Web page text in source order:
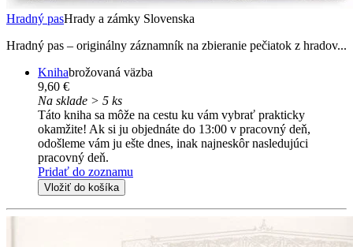
Hradný pasHrady a zámky Slovenska
Hradný pas – originálny záznamník na zbieranie pečiatok z hradov...
Knihabrožovaná väzba
9,60 €
Na sklade > 5 ks
Táto kniha sa môže na cestu ku vám vybrať prakticky
okamžite! Ak si ju objednáte do 13:00 v pracovný deň,
odošleme vám ju ešte dnes, inak najneskôr nasledujúci
pracovný deň.
Pridať do zoznamu
Vložiť do košíka